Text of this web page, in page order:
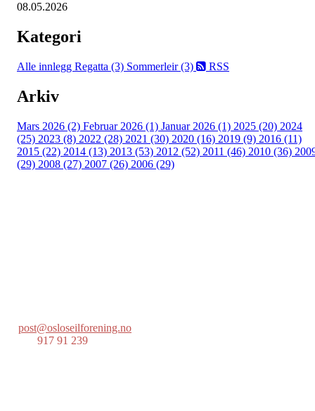
08.05.2026
Kategori
Alle innlegg Regatta (3) Sommerleir (3) RSS
Arkiv
Mars 2026 (2) Februar 2026 (1) Januar 2026 (1) 2025 (20) 2024
(25) 2023 (8) 2022 (28) 2021 (30) 2020 (16) 2019 (9) 2016 (11)
2015 (22) 2014 (13) 2013 (53) 2012 (52) 2011 (46) 2010 (36)
(29) 2008 (27) 2007 (26) 2006 (29)
post@osloseilforening.no
917 91 239